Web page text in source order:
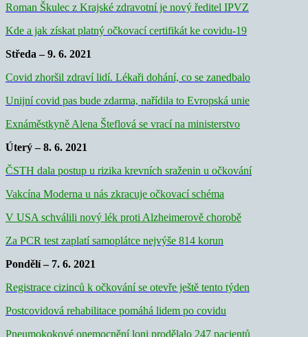
Roman Škulec z Krajské zdravotní je nový ředitel IPVZ
Kde a jak získat platný očkovací certifikát ke covidu-19
Středa – 9. 6. 2021
Covid zhoršil zdraví lidí. Lékaři dohání, co se zanedbalo
Unijní covid pas bude zdarma, nařídila to Evropská unie
Exnáměstkyně Alena Šteflová se vrací na ministerstvo
Úterý – 8. 6. 2021
ČSTH dala postup u rizika krevních sraženin u očkování
Vakcína Moderna u nás zkracuje očkovací schéma
V USA schválili nový lék proti Alzheimerově chorobě
Za PCR test zaplatí samoplátce nejvýše 814 korun
Pondělí – 7. 6. 2021
Registrace cizinců k očkování se otevře ještě tento týden
Postcovidová rehabilitace pomáhá lidem po covidu
Pneumokokové onemocnění loni prodělalo 247 pacientů